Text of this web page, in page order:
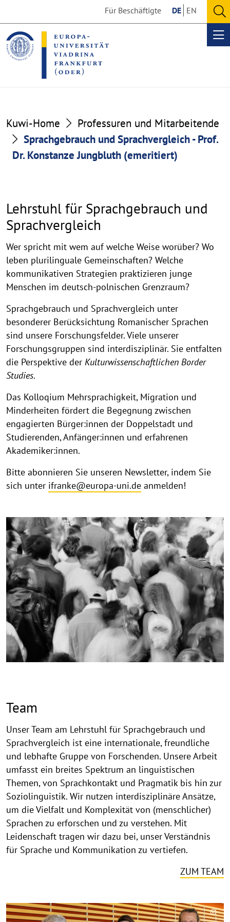
the
content
section
the
footer
section
Für Beschäftigte DE EN
Sprachgebrauch
und
Sprachvergleich
Dr.
Konstanze
Jungbluth
(emeritiert)
Kuwi-Home
Professuren und Mitarbeitende
Sprachgebrauch und Sprachvergleich - Prof.
Dr. Konstanze Jungbluth (emeritiert)
Lehrstuhl für Sprachgebrauch und
Sprachvergleich
Wer spricht mit wem auf welche Weise worüber? Wo
leben plurilinguale Gemeinschaften? Welche
kommunikativen Strategien praktizieren junge
Menschen im deutsch-polnischen Grenzraum?
Sprachgebrauch und Sprachvergleich unter
besonderer Berücksichtung Romanischer Sprachen
sind unsere Forschungsfelder. Viele unserer
Forschungsgruppen sind interdisziplinär. Sie entfalten
die Perspektive der Kulturwissenschaftlichen Border
Studies.
Das Kolloqium Mehrsprachigkeit, Migration und
Minderheiten fördert die Begegnung zwischen
engagierten Bürger:innen der Doppelstadt und
Studierenden, Anfänger:innen und erfahrenen
Akademiker:innen.
Bitte abonnieren Sie unseren Newsletter, indem Sie
sich unter ifranke@europa-uni.de anmelden!
©
Team
Unser Team am Lehrstuhl für Sprachgebrauch und
Sprachvergleich ist eine internationale, freundliche
und lebhafte Gruppe von Forschenden. Unsere Arbeit
umfasst ein breites Spektrum an linguistischen
Themen, von Sprachkontakt und Pragmatik bis hin zur
Soziolinguistik. Wir nutzen interdisziplinäre Ansätze,
um die Vielfalt und Komplexität von (menschlicher)
Sprachen zu erforschen und zu verstehen. Mit
Leidenschaft tragen wir dazu bei, unser Verständnis
für Sprache und Kommunikation zu vertiefen.
ZUM TEAM
©